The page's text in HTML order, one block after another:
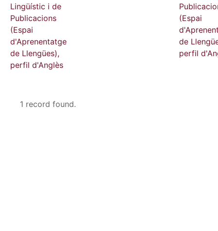
Lingüístic i de
Publicacions
(Espai
d'Aprenentatge
de Llengües),
perfil d'Anglès
(Espai
de
perfil
1 record found.